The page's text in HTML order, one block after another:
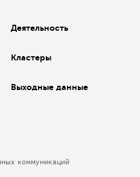
Деятельность
Кластеры
Выходные данные
коммуникаций